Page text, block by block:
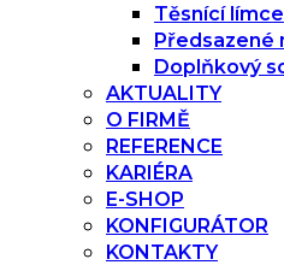
Těsnící límce
Předsazené
Doplňkový
AKTUALITY
O FIRMĚ
REFERENCE
KARIÉRA
E-SHOP
KONFIGURÁTOR
KONTAKTY